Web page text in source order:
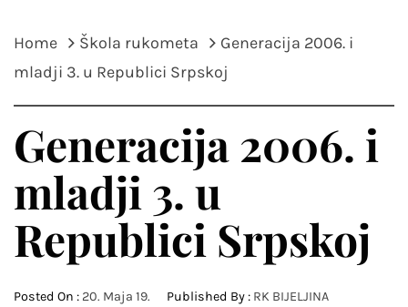
Home Škola rukometa
Generacija 2006. i
mladji 3. u Republici Srpskoj
Generacija 2006. i
mladji 3. u
Republici Srpskoj
Posted On : 20. Maja 19. Published By : RK BIJELJINA